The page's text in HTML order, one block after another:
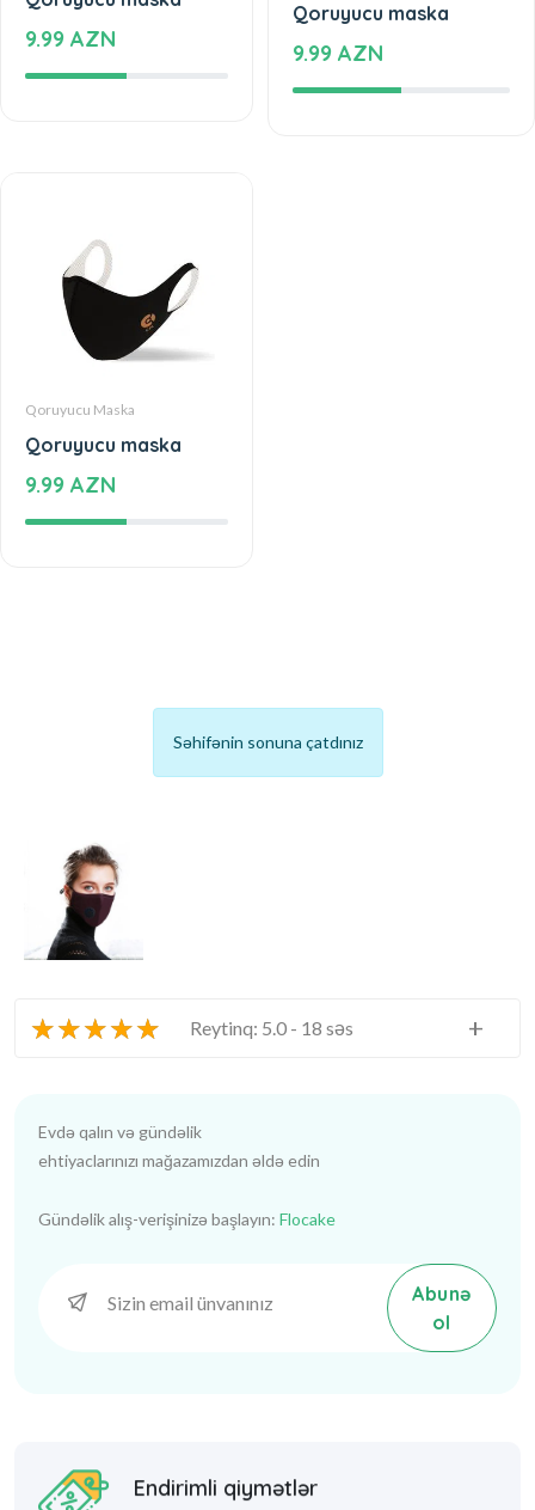
9.99 AZN
Qoruyucu maska
9.99 AZN
Qoruyucu Maska
Qoruyucu maska
9.99 AZN
Səhifənin sonuna çatdınız
★★★★★ Reytinq: 5.0 - 18 səs +
Evdə qalın və gündəlik
ehtiyaclarınızı mağazamızdan əldə edin
Gündəlik alış-verişinizə başlayın: Flocake
Abunə
ol
Endirimli qiymətlər